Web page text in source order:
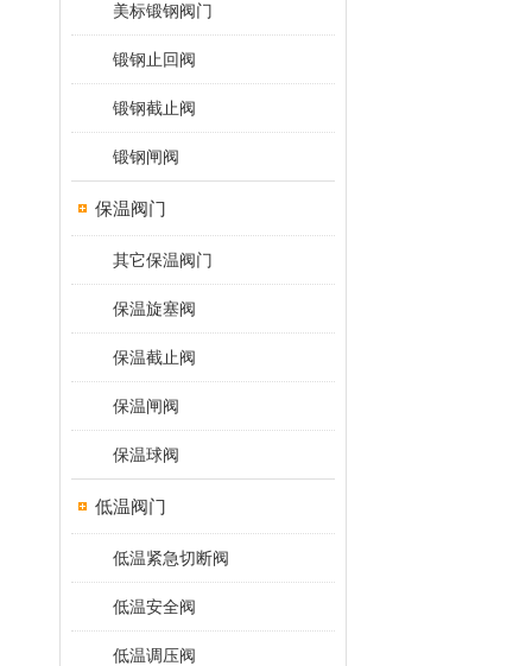
美标锻钢阀门
锻钢止回阀
锻钢截止阀
锻钢闸阀
保温阀门
其它保温阀门
保温旋塞阀
保温截止阀
保温闸阀
保温球阀
低温阀门
低温紧急切断阀
低温安全阀
低温调压阀